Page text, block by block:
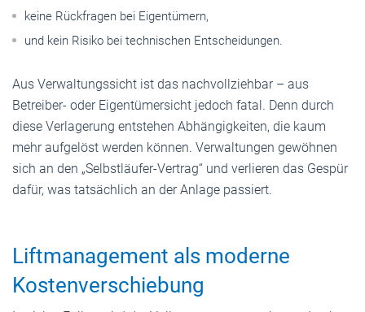
keine Rückfragen bei Eigentümern,
und kein Risiko bei technischen Entscheidungen.
Aus Verwaltungssicht ist das nachvollziehbar – aus
Betreiber- oder Eigentümersicht jedoch fatal. Denn durch
diese Verlagerung entstehen Abhängigkeiten, die kaum
mehr aufgelöst werden können. Verwaltungen gewöhnen
sich an den „Selbstläufer-Vertrag“ und verlieren das Gespür
dafür, was tatsächlich an der Anlage passiert.
Liftmanagement als moderne
Kostenverschiebung